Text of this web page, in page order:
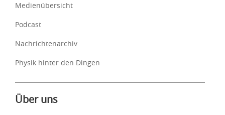
Medienübersicht
Podcast
Nachrichtenarchiv
Physik hinter den Dingen
Über uns